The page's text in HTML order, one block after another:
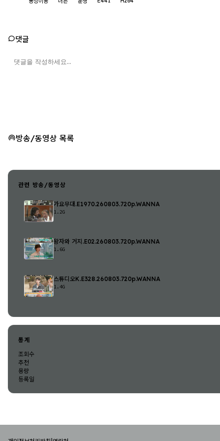
댓글
방송/동영상 목록
관련 방송/동영상
가요무대.E1970.260803.720p.WANNA
1.2G
왕자와 거지.E02.260803.720p.WANNA
1.6G
스튜디오K.E328.260803.720p.WANNA
1.4G
통계
조회수
추천
용량
등록일